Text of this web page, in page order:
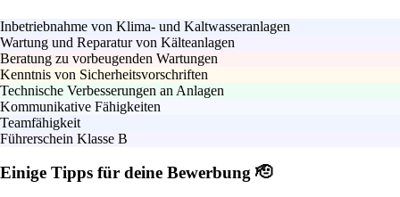
Inbetriebnahme von Klima- und Kaltwasseranlagen
Wartung und Reparatur von Kälteanlagen
Beratung zu vorbeugenden Wartungen
Kenntnis von Sicherheitsvorschriften
Technische Verbesserungen an Anlagen
Kommunikative Fähigkeiten
Teamfähigkeit
Führerschein Klasse B
Einige Tipps für deine Bewerbung 🫡